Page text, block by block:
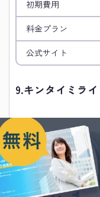
初期費用
料金プラン
公式サイト
9.キンタイミライ